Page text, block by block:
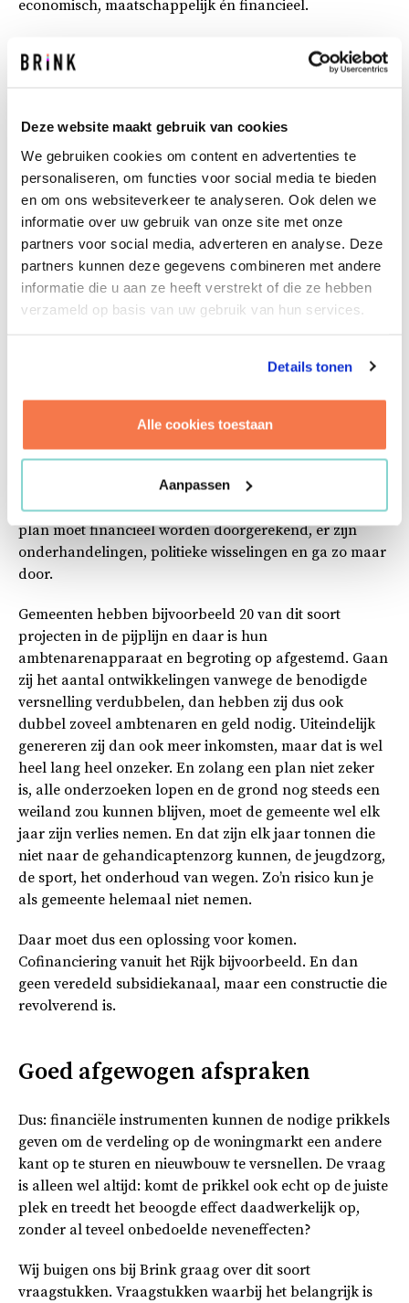
Deze website maakt gebruik van cookies
We gebruiken cookies om content en advertenties te
personaliseren, om functies voor social media te bieden
en om ons websiteverkeer te analyseren. Ook delen we
informatie over uw gebruik van onze site met onze
partners voor social media, adverteren en analyse. Deze
partners kunnen deze gegevens combineren met andere
informatie die u aan ze heeft verstrekt of die ze hebben
verzameld op basis van uw gebruik van hun services.
Details tonen
Alle cookies toestaan
Aanpassen
economisch, maatschappelijk én financieel.
graag onze tanden in zetten. Om een manier te vinden
Waar loopt het vast? Dát lossen
we op
Het tekort aan woningen is ook zo’n opgave. De wil om
al die benodigde woningen te realiseren is er. De
capaciteit bij de aannemers is er ook, of kan er binnen
afzienbare tijd komen. En projectontwikkelaars zien er
brood in, want op dit moment wordt bijna alles
Een van de redenen daarvoor is dat het tot
ontwikkeling brengen van een woningbouwlocatie of
aanvangsinvestering vraagt in geld en tijd. Er zijn m.e.r.
onderzoeken nodig, onteigeningen,
funderingsonderzoek, archeologisch onderzoek, het
plan moet financieel worden doorgerekend, er zijn
onderhandelingen, politieke wisselingen en ga zo maar
door.
Gemeenten hebben bijvoorbeeld 20 van dit soort
projecten in de pijplijn en daar is hun
ambtenarenapparaat en begroting op afgestemd. Gaan
zij het aantal ontwikkelingen vanwege de benodigde
versnelling verdubbelen, dan hebben zij dus ook
dubbel zoveel ambtenaren en geld nodig. Uiteindelijk
genereren zij dan ook meer inkomsten, maar dat is wel
heel lang heel onzeker. En zolang een plan niet zeker
is, alle onderzoeken lopen en de grond nog steeds een
weiland zou kunnen blijven, moet de gemeente wel elk
jaar zijn verlies nemen. En dat zijn elk jaar tonnen die
niet naar de gehandicaptenzorg kunnen, de jeugdzorg,
de sport, het onderhoud van wegen. Zo’n risico kun je
als gemeente helemaal niet nemen.
Daar moet dus een oplossing voor komen.
Cofinanciering vanuit het Rijk bijvoorbeeld. En dan
geen veredeld subsidiekanaal, maar een constructie die
revolverend is.
Goed afgewogen afspraken
Dus: financiële instrumenten kunnen de nodige prikkels
geven om de verdeling op de woningmarkt een andere
kant op te sturen en nieuwbouw te versnellen. De vraag
is alleen wel altijd: komt de prikkel ook echt op de juiste
plek en treedt het beoogde effect daadwerkelijk op,
zonder al teveel onbedoelde neveneffecten?
Wij buigen ons bij Brink graag over dit soort
vraagstukken. Vraagstukken waarbij het belangrijk is